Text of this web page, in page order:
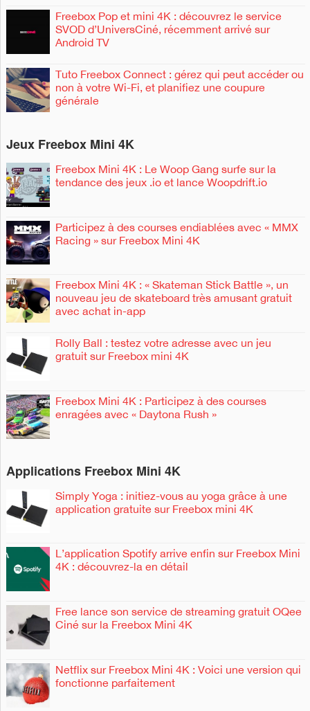
Freebox Pop et mini 4K : découvrez le service
SVOD d’UniversCiné, récemment arrivé sur
Android TV
Tuto Freebox Connect : gérez qui peut accéder ou
non à votre Wi-Fi, et planifiez une coupure
générale
Jeux Freebox Mini 4K
Freebox Mini 4K : Le Woop Gang surfe sur la
tendance des jeux .io et lance Woopdrift.io
Participez à des courses endiablées avec « MMX
Racing » sur Freebox Mini 4K
Freebox Mini 4K : « Skateman Stick Battle », un
nouveau jeu de skateboard très amusant gratuit
avec achat in-app
Rolly Ball : testez votre adresse avec un jeu
gratuit sur Freebox mini 4K
Freebox Mini 4K : Participez à des courses
enragées avec « Daytona Rush »
Applications Freebox Mini 4K
Simply Yoga : initiez-vous au yoga grâce à une
application gratuite sur Freebox mini 4K
L’application Spotify arrive enfin sur Freebox Mini
4K : découvrez-la en détail
Free lance son service de streaming gratuit OQee
Ciné sur la Freebox Mini 4K
Netflix sur Freebox Mini 4K : Voici une version qui
fonctionne parfaitement